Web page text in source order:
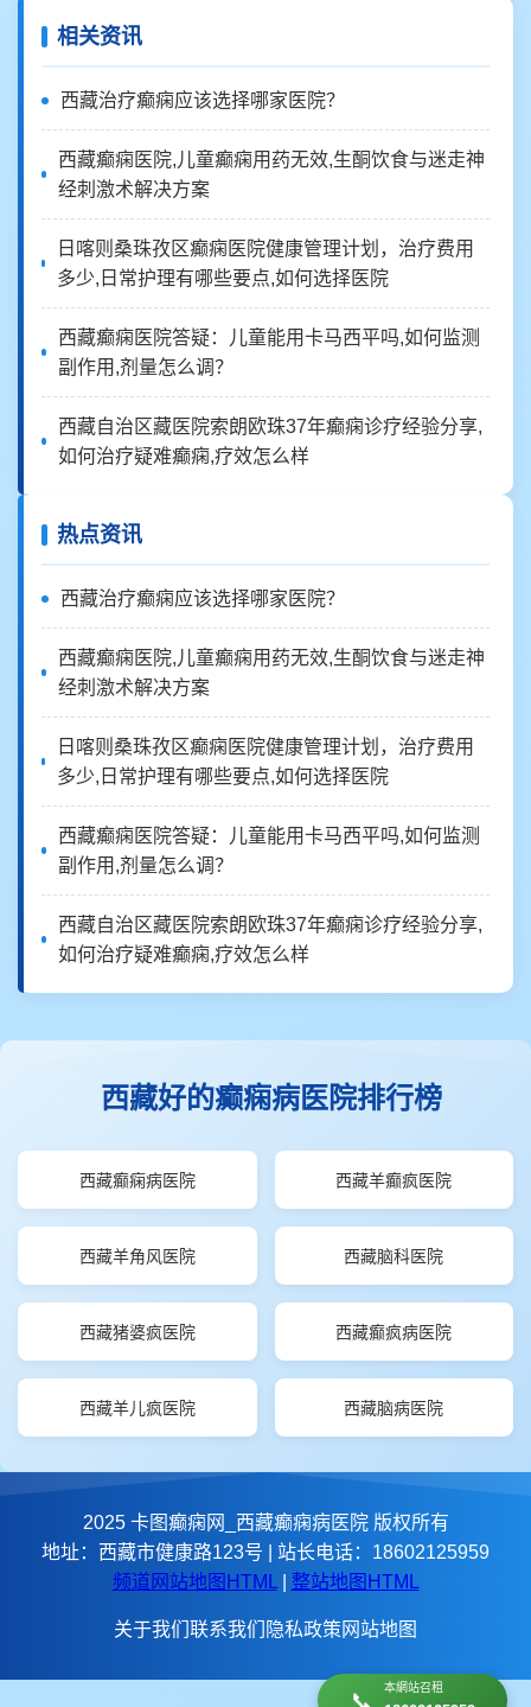
相关资讯
西藏治疗癫痫应该选择哪家医院？
西藏癫痫医院,儿童癫痫用药无效,生酮饮食与迷走神
经刺激术解决方案
日喀则桑珠孜区癫痫医院健康管理计划，治疗费用
多少,日常护理有哪些要点,如何选择医院
西藏癫痫医院答疑：儿童能用卡马西平吗,如何监测
副作用,剂量怎么调？
西藏自治区藏医院索朗欧珠37年癫痫诊疗经验分享,
如何治疗疑难癫痫,疗效怎么样
热点资讯
西藏治疗癫痫应该选择哪家医院？
西藏癫痫医院,儿童癫痫用药无效,生酮饮食与迷走神
经刺激术解决方案
日喀则桑珠孜区癫痫医院健康管理计划，治疗费用
多少,日常护理有哪些要点,如何选择医院
西藏癫痫医院答疑：儿童能用卡马西平吗,如何监测
副作用,剂量怎么调？
西藏自治区藏医院索朗欧珠37年癫痫诊疗经验分享,
如何治疗疑难癫痫,疗效怎么样
西藏好的癫痫病医院排行榜
西藏癫痫病医院 西藏羊癫疯医院
西藏羊角风医院 西藏脑科医院
西藏猪婆疯医院 西藏癫疯病医院
西藏羊儿疯医院 西藏脑病医院
2025 卡图癫痫网_西藏癫痫病医院 版权所有
地址：西藏市健康路123号 | 站长电话：18602125959
频道网站地图HTML
整站地图HTML
关于我们 联系我们 隐私政策 网站地图
📞
本網站召租